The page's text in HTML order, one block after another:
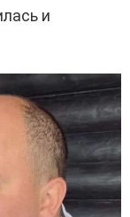
и